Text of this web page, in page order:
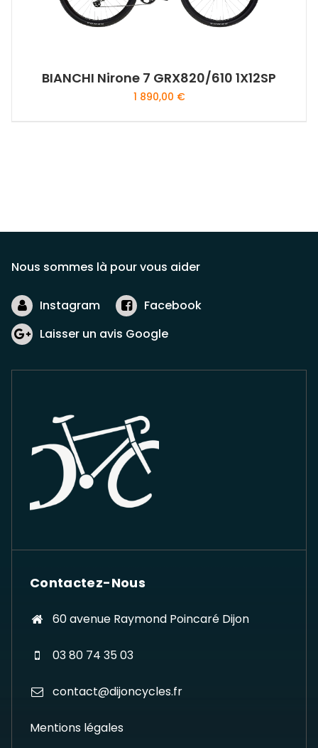
produit
BIANCHI Nirone 7 GRX820/610 1X12SP
1 890,00 €
options
être
sur
page
produit
Nous sommes là pour vous aider
Instagram
Facebook
Laisser un avis Google
Contactez-Nous
60 avenue Raymond Poincaré Dijon
03 80 74 35 03
contact@dijoncycles.fr
Mentions légales